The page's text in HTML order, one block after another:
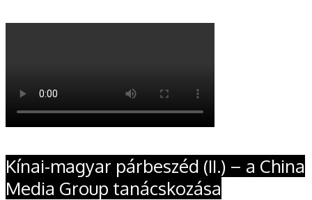
Kínai-magyar párbeszéd (II.) – a China
Media Group tanácskozása